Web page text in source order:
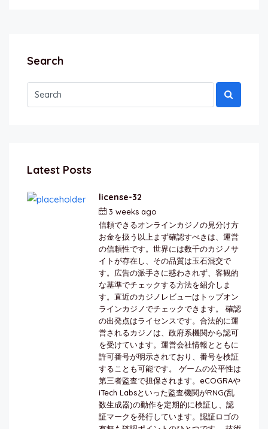
Search
Latest Posts
license-32
3 weeks ago
信頼できるオンラインカジノの見分け方
お金を扱う以上まず確認すべきは、運営
の信頼性です。世界には数千のカジノサ
イトが存在し、その品質は玉石混交で
す。広告の派手さに惑わされず、客観的
な基準でチェックする方法を紹介しま
す。直近のカジノレビューはトップオン
ラインカジノでチェックできます。 確認
の出発点はライセンスです。合法的に運
営されるカジノは、政府系機関から認可
を受けています。運営会社情報とともに
許可番号が明示されており、番号を検証
することも可能です。 ゲームの公平性は
第三者監査で担保されます。eCOGRAや
iTech Labsといった監査機関がRNG(乱
数生成器)の動作を定期的に検証し、認
証マークを発行しています。認証ロゴの